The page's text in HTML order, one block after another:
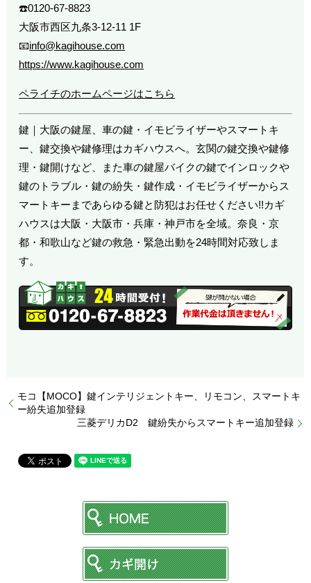
☎️0120-67-8823
大阪市西区九条3-12-11 1F
📧info@kagihouse.com
https://www.kagihouse.com
ペライチのホームページはこちら
鍵｜大阪の鍵屋、車の鍵・イモビライザーやスマートキ
ー、鍵交換や鍵修理はカギハウスへ。玄関の鍵交換や鍵修
理・鍵開けなど、また車の鍵屋バイクの鍵でインロックや
鍵のトラブル・鍵の紛失・鍵作成・イモビライザーからス
マートキーまであらゆる鍵と防犯はお任せください!!カギ
ハウスは大阪・大阪市・兵庫・神戸市を全域。奈良・京
都・和歌山など鍵の救急・緊急出動を24時間対応致しま
す。
モコ【MOCO】鍵インテリジェントキー、リモコン、スマートキ
ー紛失追加登録
三菱デリカD2 鍵紛失からスマートキー追加登録